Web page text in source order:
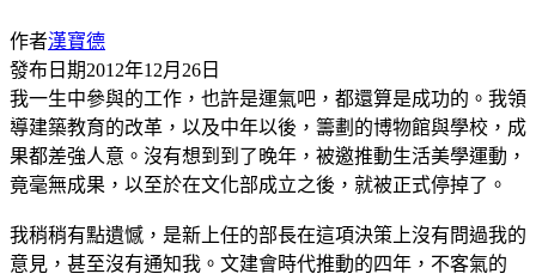
作者漢寶德
發布日期2012年12月26日
我一生中參與的工作，也許是運氣吧，都還算是成功的。我領
導建築教育的改革，以及中年以後，籌劃的博物館與學校，成
果都差強人意。沒有想到到了晚年，被邀推動生活美學運動，
竟毫無成果，以至於在文化部成立之後，就被正式停掉了。
我稍稍有點遺憾，是新上任的部長在這項決策上沒有問過我的
意見，甚至沒有通知我。文建會時代推動的四年，不客氣的